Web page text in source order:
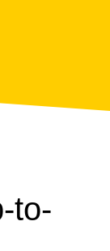
to-